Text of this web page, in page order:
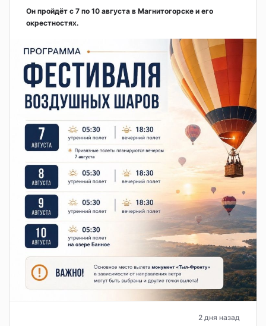
Он пройдёт с 7 по 10 августа в Магнитогорске и его
окрестностях.
2 дня назад